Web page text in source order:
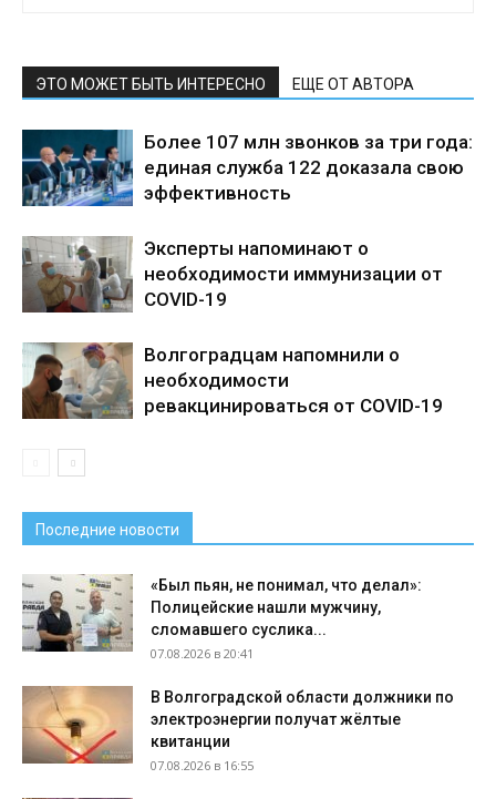
ЭТО МОЖЕТ БЫТЬ ИНТЕРЕСНО ЕЩЕ ОТ АВТОРА
Более 107 млн звонков за три года:
единая служба 122 доказала свою
эффективность
Эксперты напоминают о
необходимости иммунизации от
COVID-19
Волгоградцам напомнили о
необходимости
ревакцинироваться от COVID-19
Последние новости
«Был пьян, не понимал, что делал»:
Полицейские нашли мужчину,
сломавшего суслика...
07.08.2026 в 20:41
В Волгоградской области должники по
электроэнергии получат жёлтые
квитанции
07.08.2026 в 16:55